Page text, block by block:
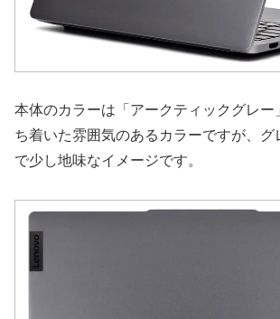
本体のカラーは「アークティックグレー
ち着いた雰囲気のあるカラーですが、グ
で少し地味なイメージです。